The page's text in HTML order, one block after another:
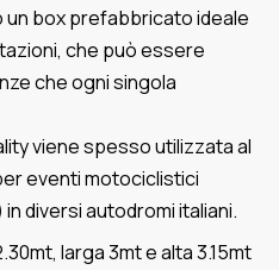
box prefabbricato ideale
che può essere
che ogni singola
viene spesso utilizzata al
eventi motociclistici
diversi autodromi italiani.
larga 3mt e alta 3.15mt